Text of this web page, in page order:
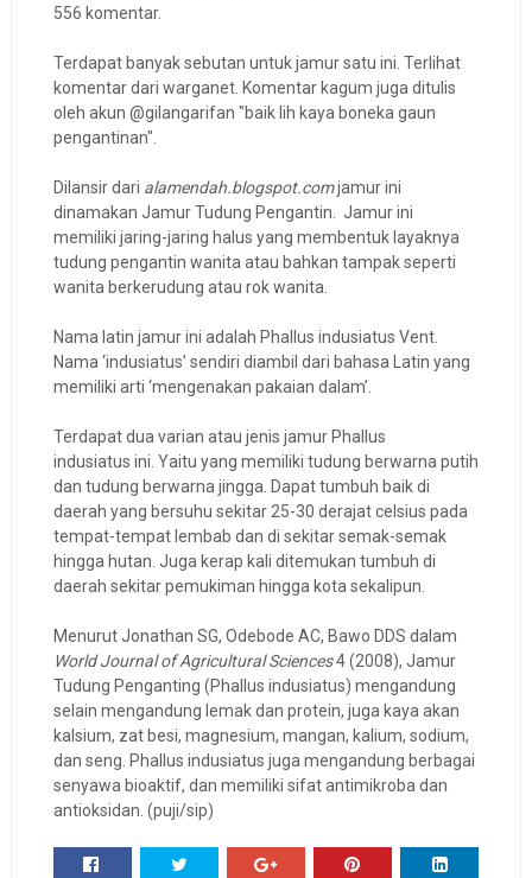
556 komentar.
Terdapat banyak sebutan untuk jamur satu ini. Terlihat
komentar dari warganet. Komentar kagum juga ditulis
oleh akun @gilangarifan "baik lih kaya boneka gaun
pengantinan".
Dilansir dari alamendah.blogspot.comjamur ini
dinamakan Jamur Tudung Pengantin. Jamur ini
memiliki jaring-jaring halus yang membentuk layaknya
tudung pengantin wanita atau bahkan tampak seperti
wanita berkerudung atau rok wanita.
Nama latin jamur ini adalah Phallus indusiatus Vent.
Nama ‘indusiatus’ sendiri diambil dari bahasa Latin yang
memiliki arti ‘mengenakan pakaian dalam’.
Terdapat dua varian atau jenis jamur Phallus
indusiatus ini. Yaitu yang memiliki tudung berwarna putih
dan tudung berwarna jingga. Dapat tumbuh baik di
daerah yang bersuhu sekitar 25-30 derajat celsius pada
tempat-tempat lembab dan di sekitar semak-semak
hingga hutan. Juga kerap kali ditemukan tumbuh di
daerah sekitar pemukiman hingga kota sekalipun.
Menurut Jonathan SG, Odebode AC, Bawo DDS dalam
World Journal of Agricultural Sciences4 (2008), Jamur
Tudung Penganting (Phallus indusiatus) mengandung
selain mengandung lemak dan protein, juga kaya akan
kalsium, zat besi, magnesium, mangan, kalium, sodium,
dan seng. Phallus indusiatus juga mengandung berbagai
senyawa bioaktif, dan memiliki sifat antimikroba dan
antioksidan. (puji/sip)